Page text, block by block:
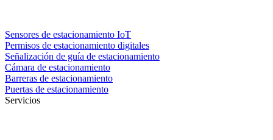
Sensores de estacionamiento IoT
Permisos de estacionamiento digitales
Señalización de guía de estacionamiento
Cámara de estacionamiento
Barreras de estacionamiento
Puertas de estacionamiento
Servicios